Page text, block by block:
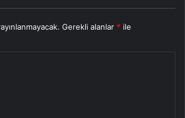
Gerekli alanlar * ile